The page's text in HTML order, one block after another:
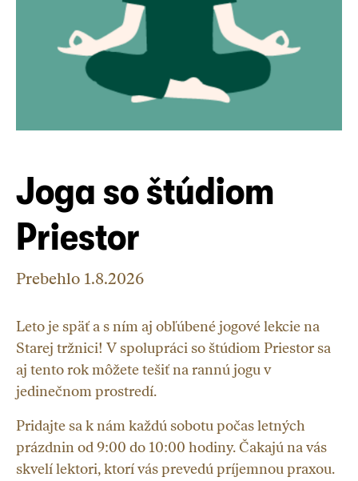
Joga so štúdiom
Priestor
Prebehlo 1.8.2026
Leto je späť a s ním aj obľúbené jogové lekcie na
Starej tržnici! V spolupráci so štúdiom Priestor sa
aj tento rok môžete tešiť na rannú jogu v
jedinečnom prostredí.
Pridajte sa k nám každú sobotu počas letných
prázdnin od 9:00 do 10:00 hodiny. Čakajú na vás
skvelí lektori, ktorí vás prevedú príjemnou praxou.